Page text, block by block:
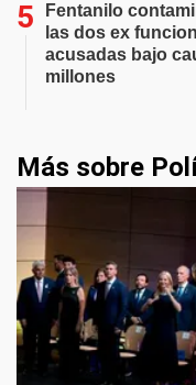
Fentanilo
las dos ex
acusadas bajo
millones
Más sobre